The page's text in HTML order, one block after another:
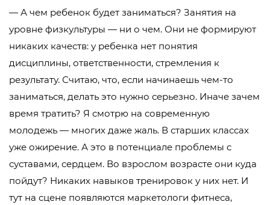
— А чем ребенок будет заниматься? Занятия на
уровне физкультуры — ни о чем. Они не формируют
никаких качеств: у ребенка нет понятия
дисциплины, ответственности, стремления к
результату. Считаю, что, если начинаешь чем-то
заниматься, делать это нужно серьезно. Иначе зачем
время тратить? Я смотрю на современную
молодежь — многих даже жаль. В старших классах
уже ожирение. А это в потенциале проблемы с
суставами, сердцем. Во взрослом возрасте они куда
пойдут? Никаких навыков тренировок у них нет. И
тут на сцене появляются маркетологи фитнеса,